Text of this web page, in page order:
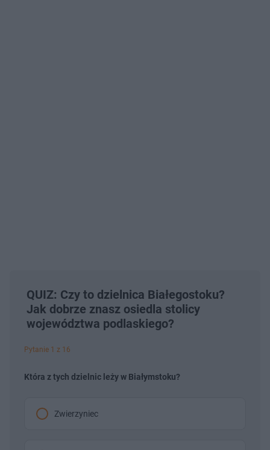
QUIZ: Czy to dzielnica Białegostoku?
Jak dobrze znasz osiedla stolicy
województwa podlaskiego?
Pytanie 1 z 16
Która z tych dzielnic leży w Białymstoku?
Zwierzyniec‎